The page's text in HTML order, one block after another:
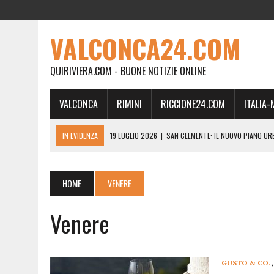
VALCONCA24.COM
QUIRIVIERA.COM - BUONE NOTIZIE ONLINE
VALCONCA RIMINI RICCIONE24.COM ITALIA-
IN EVIDENZA 19 LUGLIO 2026 | SAN CLEMENTE: IL NUOVO PIANO
19 FEBBRAIO 2026 | RIMINI, A IL GATTO SULL’ALBICOCCO ARRIVA
18 DICEMBRE 2025
18 DICEMBRE 2025 | SAN CLEMENTE, SALA DEL CONSIGLIO
HOME VENERE
Venere
GUSTO & CO.,